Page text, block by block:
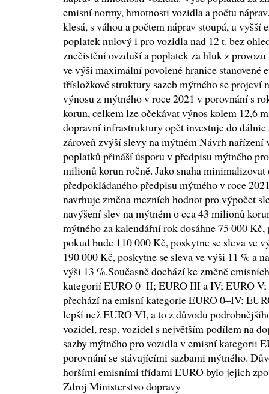
emisní normy, hmotnosti vozidla a počtu
klesá, s váhou a počtem náprav stoupá, u
poplatek nulový i pro vozidla nad 12 t. bez
znečistění ovzduší a poplatek za hluk z
ve výši maximální povolené hranice stanovené
třísložkové struktury sazeb mýtného se projeví
výnosu z mýtného v roce 2021 v porovnání s
korun, celkem lze očekávat výnos kolem 12,6
dopravní infrastruktury opět investuje do
zároveň zvýší slevy na mýtném Návrh nařízení
poplatků přináší úsporu v předpisu mýtného
milionů korun ročně. Jako snaha minimalizovat
předpokládaného předpisu mýtného v roce
navrhuje změna mezních hodnot pro výpočet
navýšení slev na mýtném o cca 43 milionů
mýtného za kalendářní rok dosáhne 75 000
pokud bude 110 000 Kč, poskytne se sleva ve
190 000 Kč, poskytne se sleva ve výši 11 % a
výši 13 %.Současně dochází ke změně
kategorií EURO 0–II; EURO III a IV; EURO
přechází na emisní kategorie EURO 0–IV;
lepší než EURO VI, a to z důvodu
vozidel, resp. vozidel s největším podílem na
sazby mýtného pro vozidla v emisní kategorii
porovnání se stávajícími sazbami mýtného.
horšími emisními třídami EURO bylo jejich
Zdroj Ministerstvo dopravy